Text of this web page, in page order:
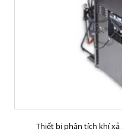
Thiết bị phân tích khí xả